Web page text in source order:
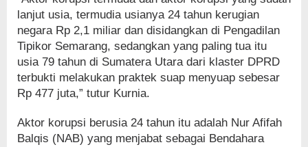
lanjut usia, termudia usianya 24 tahun kerugian
negara Rp 2,1 miliar dan disidangkan di Pengadilan
Tipikor Semarang, sedangkan yang paling tua itu
usia 79 tahun di Sumatera Utara dari klaster DPRD
terbukti melakukan praktek suap menyuap sebesar
Rp 477 juta,” tutur Kurnia.
Aktor korupsi berusia 24 tahun itu adalah Nur Afifah
Balqis (NAB) yang menjabat sebagai Bendahara